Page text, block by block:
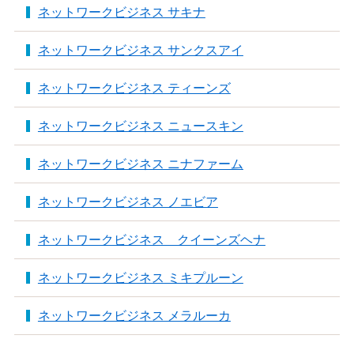
ネットワークビジネス サキナ
ネットワークビジネス サンクスアイ
ネットワークビジネス ティーンズ
ネットワークビジネス ニュースキン
ネットワークビジネス ニナファーム
ネットワークビジネス ノエビア
ネットワークビジネス クイーンズヘナ
ネットワークビジネス ミキプルーン
ネットワークビジネス メラルーカ